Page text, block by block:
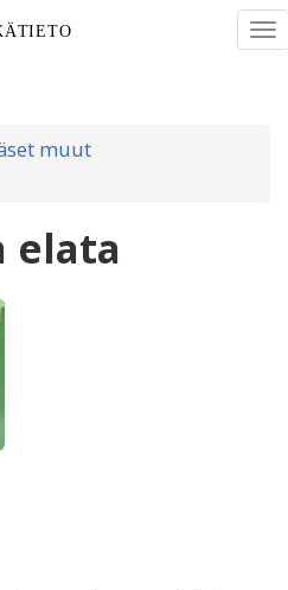
muut
elata